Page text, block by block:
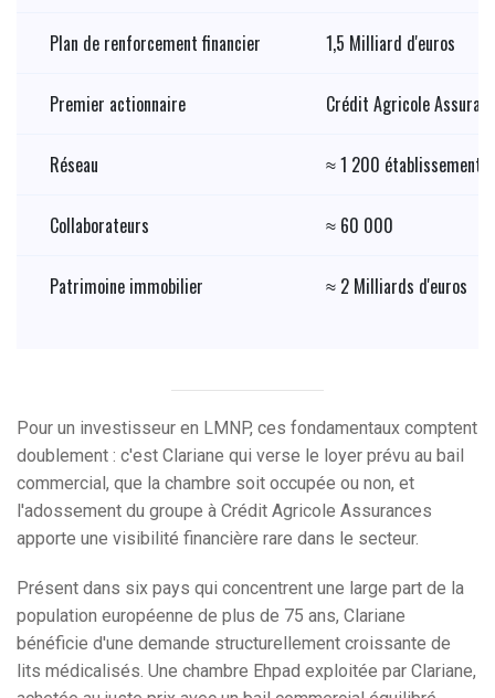
Plan de renforcement financier 1,5 Milliard d'euros
Premier actionnaire Crédit Agricole
Réseau ≈ 1 200
Collaborateurs ≈ 60 000
Patrimoine immobilier ≈ 2 Milliards d'euros
Pour un investisseur en LMNP, ces fondamentaux comptent
doublement : c'est Clariane qui verse le loyer prévu au bail
commercial, que la chambre soit occupée ou non, et
l'adossement du groupe à Crédit Agricole Assurances
apporte une visibilité financière rare dans le secteur.
Présent dans six pays qui concentrent une large part de la
population européenne de plus de 75 ans, Clariane
bénéficie d'une demande structurellement croissante de
lits médicalisés. Une chambre Ehpad exploitée par Clariane,